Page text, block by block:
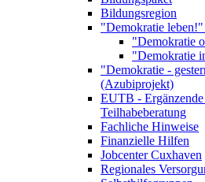
Bildungsregion
"Demokratie
"Demokratie
"Demokratie
"Demokratie -
(Azubiprojekt)
EUTB -
Teilhabeberatung
Fachliche Hinweise
Finanzielle Hilfen
Jobcenter Cuxhaven
Regionales